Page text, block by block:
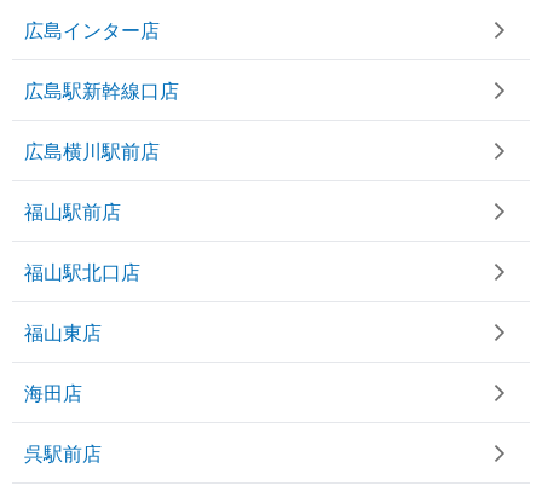
広島インター店
広島駅新幹線口店
広島横川駅前店
福山駅前店
福山駅北口店
福山東店
海田店
呉駅前店